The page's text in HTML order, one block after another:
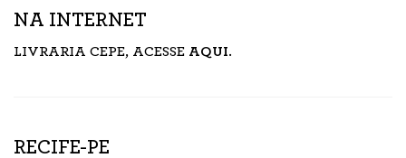
NA INTERNET
LIVRARIA CEPE, ACESSE AQUI.
RECIFE-PE